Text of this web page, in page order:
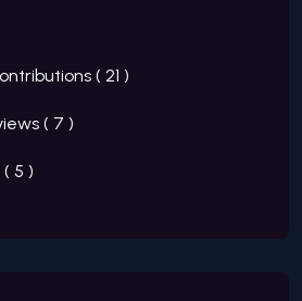
( 21 )
( 7 )
5 )